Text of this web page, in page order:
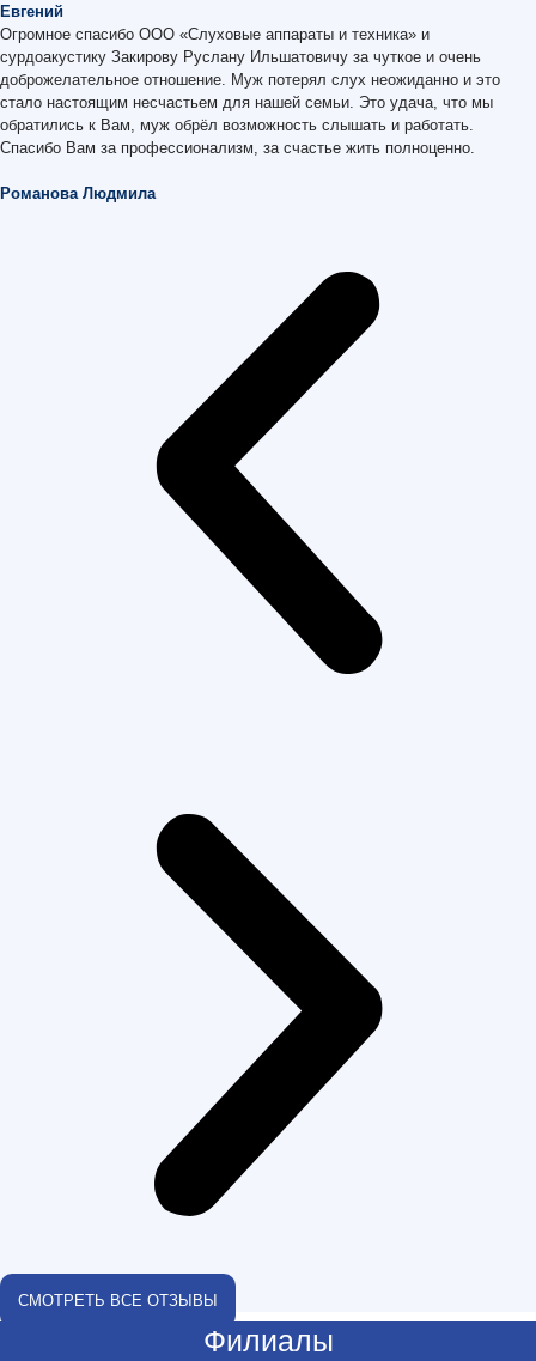
Евгений
Огромное спасибо ООО «Слуховые аппараты и техника» и
сурдоакустику Закирову Руслану Ильшатовичу за чуткое и очень
доброжелательное отношение. Муж потерял слух неожиданно и это
стало настоящим несчастьем для нашей семьи. Это удача, что мы
обратились к Вам, муж обрёл возможность слышать и работать.
Спасибо Вам за профессионализм, за счастье жить полноценно.
Романова Людмила
СМОТРЕТЬ ВСЕ ОТЗЫВЫ
Филиалы